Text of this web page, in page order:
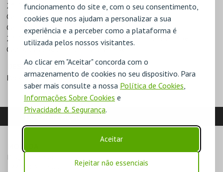
funcionamento do site e, com o seu consentimento,
cookies que nos ajudam a personalizar a sua
experiência e a perceber como a plataforma é
utilizada pelos nossos visitantes.
Ao clicar em "Aceitar" concorda com o
armazenamento de cookies no seu dispositivo. Para
saber mais consulte a nossa Política de Cookies
Informações Sobre Cookies e
Privacidade & Segurança.
Aceitar
Rejeitar não essenciais
2ª Plateia - 45€
Laterais - 45€
Camarotes Laterais - 30€
Balcão Lateral - 30€
Camarotes Centrais - 40€
1º Balcão - 40€
2º Balcão - 30€
Cad.Rodas e Acomp. 1ª plateia - 45€
Cad.Rodas e Acomp. 2ª plateia - 45€
DESCONTOS
Pack
LOCALIZAÇÃO
MORADA
Praça do Império